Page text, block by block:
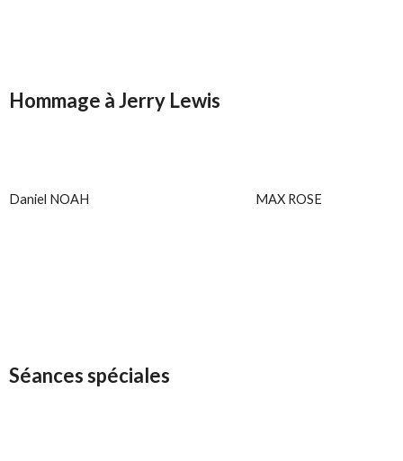
Hommage à Jerry Lewis
Daniel NOAH MAX ROSE
Séances spéciales